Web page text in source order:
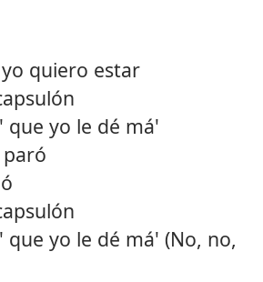
quiero estar
que yo le dé má'
yo le dé má' (No, no,